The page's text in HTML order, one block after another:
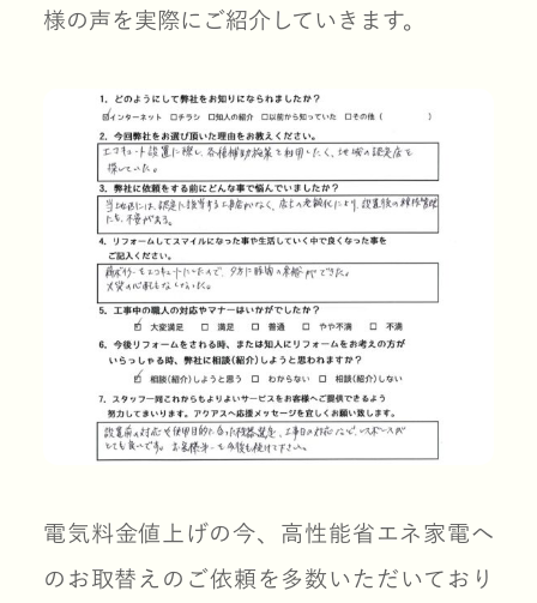
様の声を実際にご紹介していきます。
電気料金値上げの今、高性能省エネ家電へ
のお取替えのご依頼を多数いただいており